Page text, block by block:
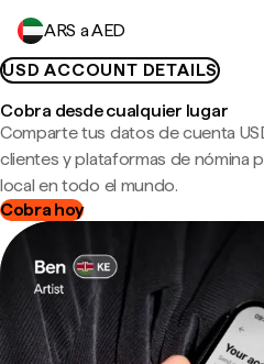
ARS a AED
USD ACCOUNT DETAILS
Cobra desde cualquier lugar
Comparte tus datos de cuenta
clientes y plataformas de nómina
local en todo el mundo.
Cobra hoy